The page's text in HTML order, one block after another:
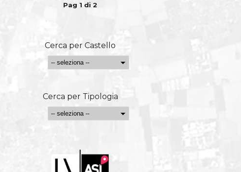
Pag 1 di 2
Cerca per Castello
Cerca per Tipologia